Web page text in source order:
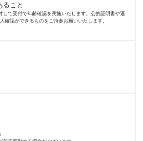
ること
して受付で年齢確認を実施いたします。公的証明書や運
確認ができるものをご持参お願いいたします。